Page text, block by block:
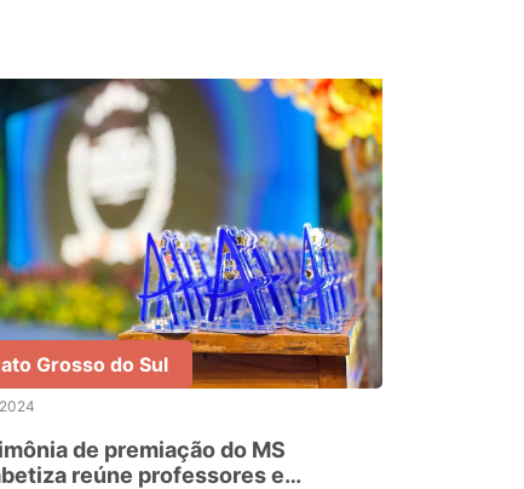
Grosso do Sul
de premiação do MS
reúne professores e